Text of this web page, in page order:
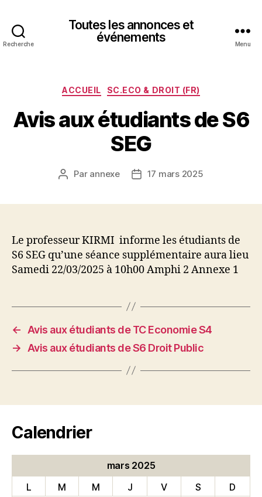
Recherche
Toutes les annonces et
événements
Menu
Catégories
ACCUEIL SC.ECO & DROIT (FR)
Avis aux étudiants de S6
SEG
Auteur
Par annexe
Date17 mars 2025
Le professeur KIRMI informe les étudiants de
S6 SEG qu’une séance supplémentaire aura lieu
Samedi 22/03/2025 à 10h00 Amphi 2 Annexe 1
←
Avis aux étudiants de TC Economie S4
→
Avis aux étudiants de S6 Droit Public
Calendrier
mars 2025
L
M M J V S
D